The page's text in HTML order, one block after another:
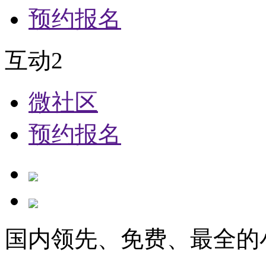
预约报名
互动2
微社区
预约报名
国内领先、免费、最全